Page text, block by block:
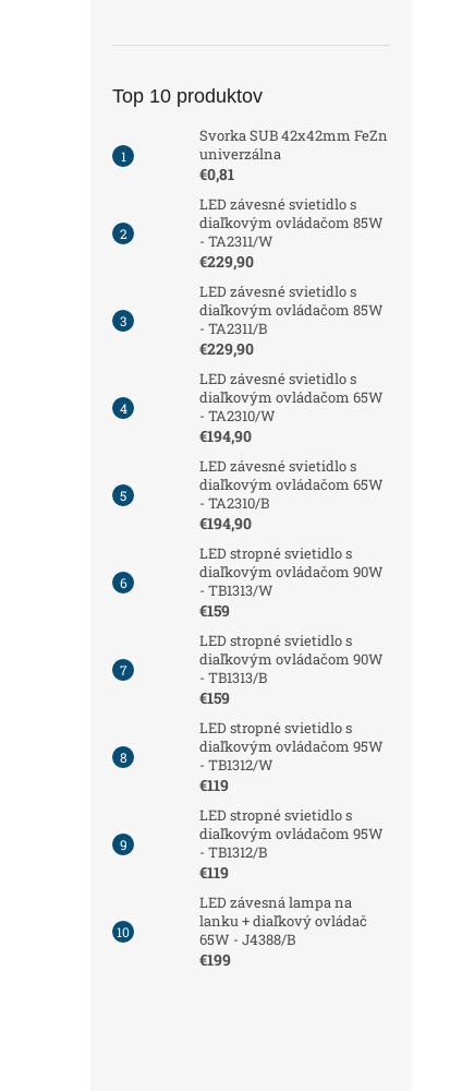
Top 10 produktov
Svorka SUB 42x42mm FeZn
univerzálna
€0,81
LED závesné svietidlo s
diaľkovým ovládačom 85W
- TA2311/W
€229,90
LED závesné svietidlo s
diaľkovým ovládačom 85W
- TA2311/B
€229,90
LED závesné svietidlo s
diaľkovým ovládačom 65W
- TA2310/W
€194,90
LED závesné svietidlo s
diaľkovým ovládačom 65W
- TA2310/B
€194,90
LED stropné svietidlo s
diaľkovým ovládačom 90W
- TB1313/W
€159
LED stropné svietidlo s
diaľkovým ovládačom 90W
- TB1313/B
€159
LED stropné svietidlo s
diaľkovým ovládačom 95W
- TB1312/W
€119
LED stropné svietidlo s
diaľkovým ovládačom 95W
- TB1312/B
€119
LED závesná lampa na
lanku + diaľkový ovládač
65W - J4388/B
€199